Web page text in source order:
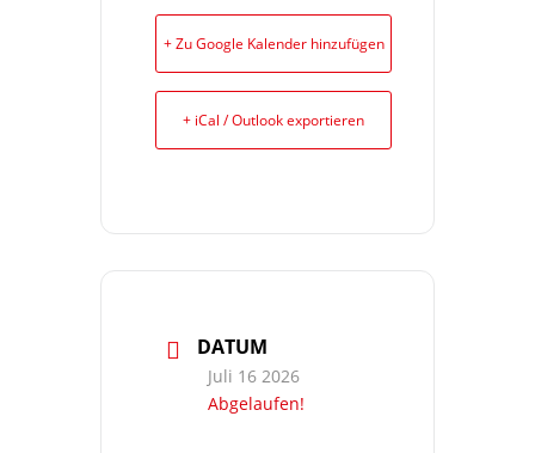
+ Zu Google Kalender hinzufügen
+ iCal / Outlook exportieren
DATUM
Juli 16 2026
Abgelaufen!